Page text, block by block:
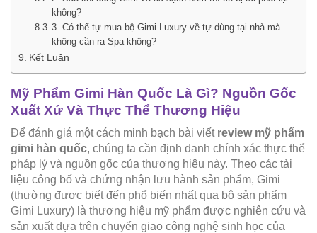
không?
3. Có thể tự mua bộ Gimi Luxury về tự dùng tại nhà mà
không cần ra Spa không?
Kết Luận
Mỹ Phẩm Gimi Hàn Quốc Là Gì? Nguồn Gốc
Xuất Xứ Và Thực Thể Thương Hiệu
Để đánh giá một cách minh bạch bài viết review mỹ phẩm
gimi hàn quốc, chúng ta cần định danh chính xác thực thể
pháp lý và nguồn gốc của thương hiệu này. Theo các tài
liệu công bố và chứng nhận lưu hành sản phẩm, Gimi
(thường được biết đến phổ biến nhất qua bộ sản phẩm
Gimi Luxury) là thương hiệu mỹ phẩm được nghiên cứu và
sản xuất dựa trên chuyển giao công nghệ sinh học của